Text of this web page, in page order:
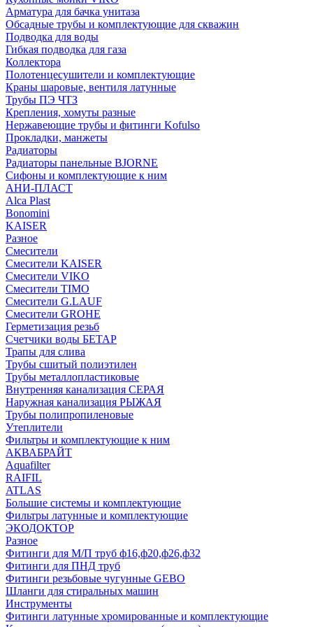
Арматура для бачка унитаза
Обсадные трубы и комплектующие для скважин
Подводка для воды
Гибкая подводка для газа
Коллектора
Полотенцесушители и комплектующие
Краны шаровые, вентиля латунные
Трубы ПЭ ЧТЗ
Крепления, хомуты разные
Нержавеющие трубы и фитинги Kofulso
Прокладки, манжеты
Радиаторы
Радиаторы панельные BJORNE
Сифоны и комплектующие к ним
АНИ-ПЛАСТ
Alca Plast
Bonomini
KAISER
Разное
Смесители
Смесители KAISER
Смесители VIKO
Смесители TIMO
Смесители G.LAUF
Смесители GROHE
Герметизация резьб
Счетчики воды БЕТАР
Трапы для слива
Трубы сшитый полиэтилен
Трубы металлопластиковые
Внутренняя канализация СЕРАЯ
Наружная канализация РЫЖАЯ
Трубы полипропиленовые
Утеплители
Фильтры и комплектующие к ним
АКВАБРАЙТ
Aquafilter
RAIFIL
ATLAS
Большие системы и комплектующие
Фильтры латунные и комплектующие
ЭКОДОКТОР
Разное
Фитинги для М/П труб ф16,ф20,ф26,ф32
Фитинги для ПНД труб
Фитинги резьбовые чугунные GEBO
Шланги для стиральных машин
Инструменты
Фитинги латунные хромированные и комплектующие